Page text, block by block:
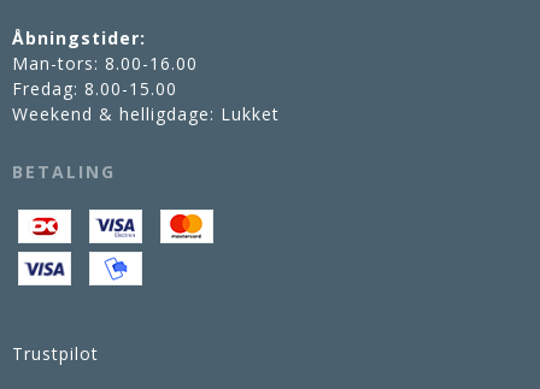
Åbningstider:
Man-tors: 8.00-16.00
Fredag: 8.00-15.00
Weekend & helligdage: Lukket
BETALING
Trustpilot